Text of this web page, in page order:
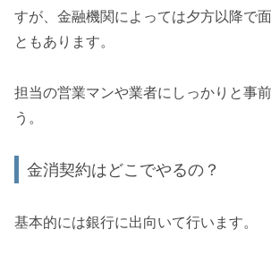
すが、金融機関によっては夕方以降で
ともあります。
担当の営業マンや業者にしっかりと事
う。
金消契約はどこでやるの？
基本的には銀行に出向いて行います。